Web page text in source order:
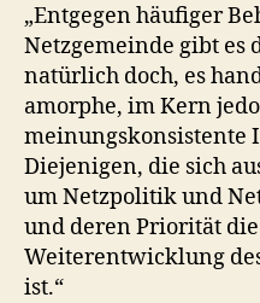
„Entgegen häufiger
Netzgemeinde gibt es
natürlich doch, es
amorphe, im Kern
meinungskonsistente
Diejenigen, die sich
um Netzpolitik und
und deren Priorität
Weiterentwicklung
ist.“